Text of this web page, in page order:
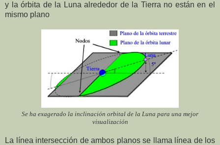
y la órbita de la Luna alrededor de la Tierra no están en el
mismo plano
Se ha exagerado la inclinación orbital de la Luna para una mejor
visualización
La línea intersección de ambos planos se llama línea de los